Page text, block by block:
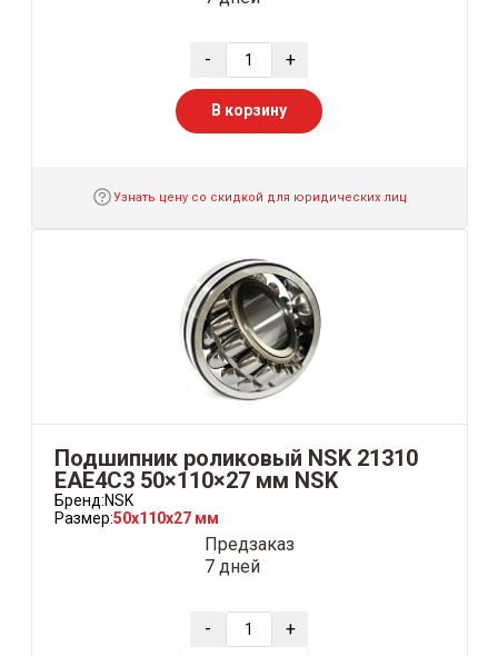
- +
В корзину
Узнать цену со скидкой для юридических лиц
Подшипник роликовый NSK 21310
EAE4С3 50×110×27 мм NSK
Бренд:NSK
Размер:50x110x27 мм
Предзаказ
7 дней
- +